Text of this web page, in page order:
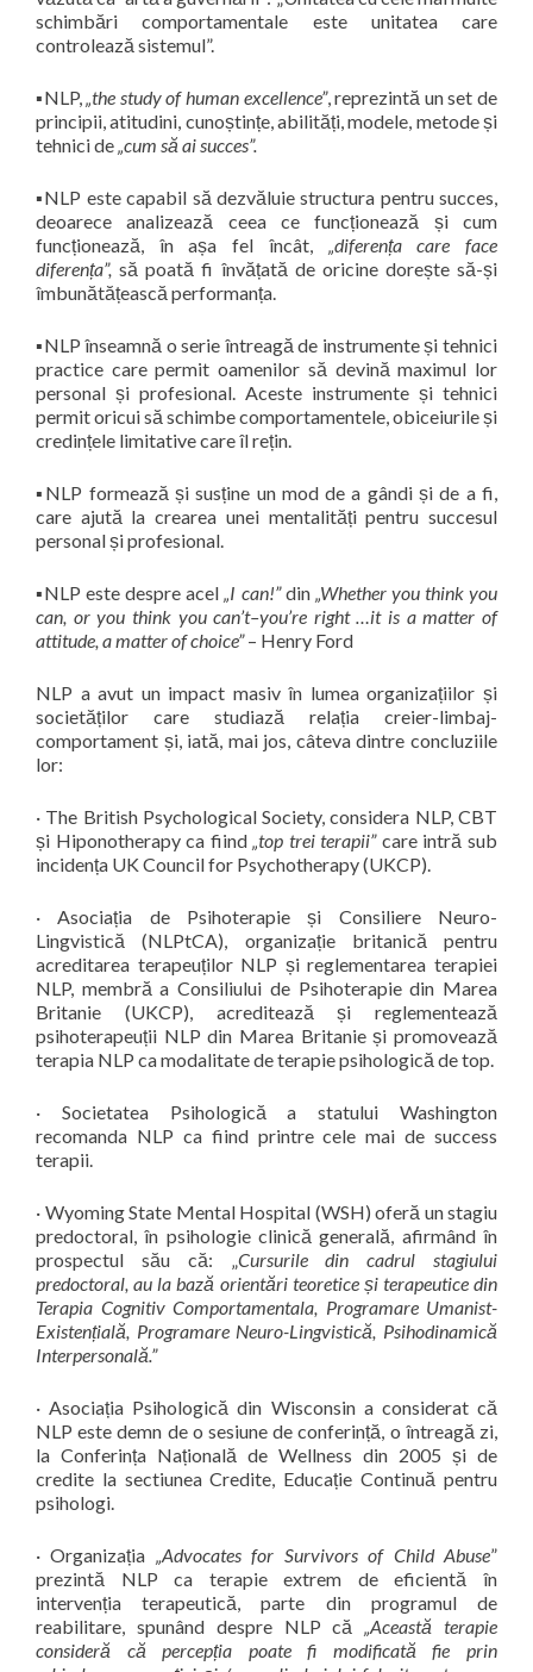
schimbări comportamentale este unitatea care
controlează sistemul”.
▪︎NLP,„the study of human excellence”, reprezintă un set de
principii, atitudini, cunoștințe, abilități, modele, metode și
tehnici de„cum să ai succes”.
▪︎NLP este capabil să dezvăluie structura pentru succes,
deoarece analizează ceea ce funcționează și cum
funcționează, în așa fel încât, „diferența care face
diferența”, să poată fi învățată de oricine dorește să-și
îmbunătățească performanța.
▪︎NLP înseamnă o serie întreagă de instrumente și tehnici
practice care permit oamenilor să devină maximul lor
personal și profesional. Aceste instrumente și tehnici
permit oricui să schimbe comportamentele, obiceiurile și
credințele limitative care îl rețin.
▪︎NLP formează și susține un mod de a gândi și de a fi,
care ajută la crearea unei mentalități pentru succesul
personal și profesional.
▪︎NLP este despre acel„I can!”din „Whether you think you
can, or you think you can’t–you’re right …it is a matter of
attitude, a matter of choice”– Henry Ford
NLP a avut un impact masiv în lumea organizațiilor și
societăților care studiază relația creier-limbaj-
comportament și, iată, mai jos, câteva dintre concluziile
lor:
· The British Psychological Society, considera NLP, CBT
și Hiponotherapy ca fiind„top trei terapii”care intră sub
incidența UK Council for Psychotherapy (UKCP).
· Asociația de Psihoterapie și Consiliere Neuro-
Lingvistică (NLPtCA), organizație britanică pentru
acreditarea terapeuților NLP și reglementarea terapiei
NLP, membră a Consiliului de Psihoterapie din Marea
Britanie (UKCP), acreditează și reglementează
psihoterapeuții NLP din Marea Britanie și promovează
terapia NLP ca modalitate de terapie psihologică de top.
· Societatea Psihologică a statului Washington
recomanda NLP ca fiind printre cele mai de success
terapii.
· Wyoming State Mental Hospital (WSH) oferă un stagiu
predoctoral, în psihologie clinică generală, afirmând în
prospectul său că: „Cursurile din cadrul stagiului
predoctoral, au la bază orientări teoretice și terapeutice din
Terapia Cognitiv Comportamentala, Programare Umanist-
Existențială, Programare Neuro-Lingvistică, Psihodinamică
Interpersonală.”
· Asociația Psihologică din Wisconsin a considerat că
NLP este demn de o sesiune de conferință, o întreagă zi,
la Conferința Națională de Wellness din 2005 și de
credite la sectiunea Credite, Educație Continuă pentru
psihologi.
· Organizația „Advocates for Survivors of Child Abuse”
prezintă NLP ca terapie extrem de eficientă în
intervenția terapeutică, parte din programul de
reabilitare, spunând despre NLP că„Această terapie
consideră că percepția poate fi modificată fie prin